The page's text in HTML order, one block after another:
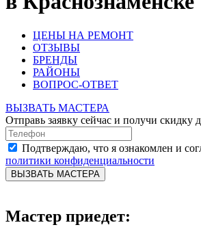
ЦЕНЫ НА РЕМОНТ
ОТЗЫВЫ
БРЕНДЫ
РАЙОНЫ
ВОПРОС-ОТВЕТ
ВЫЗВАТЬ МАСТЕРА
Отправь заявку сейчас и получи скидку
Подтверждаю, что я ознакомлен и
политики конфиденциальности
ВЫЗВАТЬ МАСТЕРА
Мастер приедет: